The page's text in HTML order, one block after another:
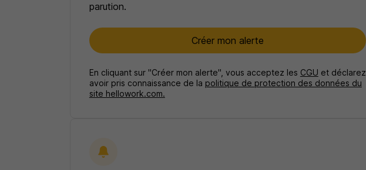
parution.
Créer mon alerte
En cliquant sur "Créer mon alerte", vous acceptez les CGU et déclarez
avoir pris connaissance de la politique de protection des données du
site hellowork.com.